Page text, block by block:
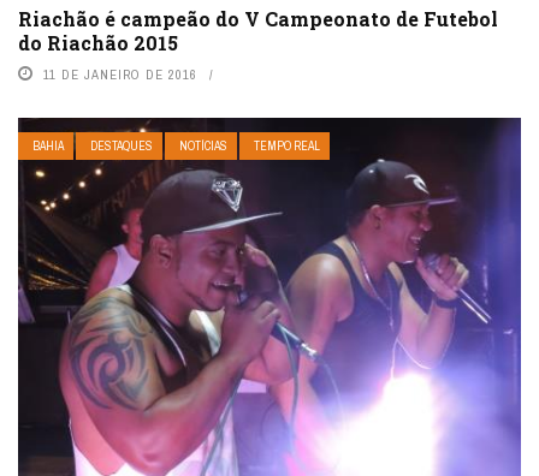
Riachão é campeão do V Campeonato de Futebol
do Riachão 2015
11 DE JANEIRO DE 2016
BAHIA DESTAQUES NOTÍCIAS TEMPO REAL